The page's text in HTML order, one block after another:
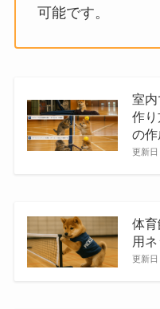
可能です。
室
作
の作
更新日
体
用
更新日